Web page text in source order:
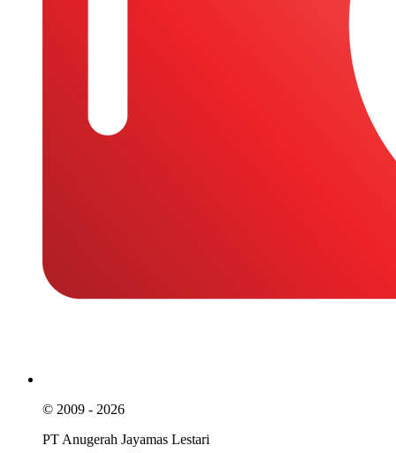
© 2009 - 2026
PT Anugerah Jayamas Lestari